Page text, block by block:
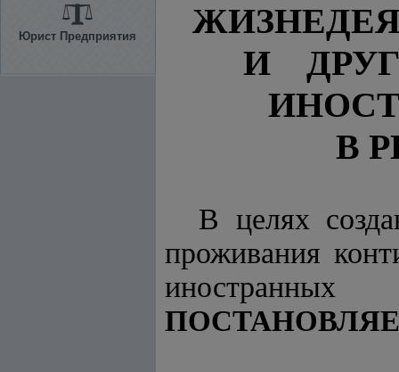
Юрист Предприятия
И
В
В целях
проживания
иностранных